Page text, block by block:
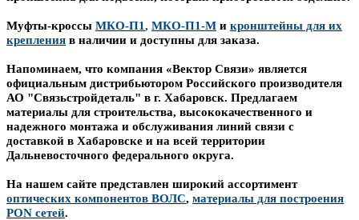
Муфты-кроссы МКО-П1, МКО-П1-М и кронштейны для их
крепления в наличии и доступны для заказа.
Напоминаем, что компания «Вектор Связи» является
официальным дистрибьютором Российского производителя
АО "Связьстройдеталь" в г. Хабаровск. Предлагаем
материалы для строительства, высококачественного и
надежного монтажа и обслуживания линий связи с
доставкой в Хабаровске и на всей территории
Дальневосточного федерального округа.
На нашем сайте представлен широкий ассортимент
оптических компонентов ВОЛС, материалы для построения
PON сетей.